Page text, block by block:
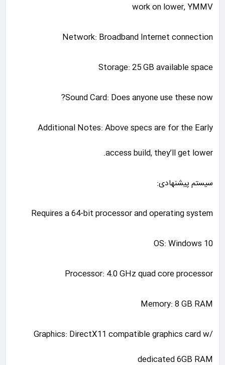
work on lower, YMMV
Network: Broadband Internet connection
Storage: 25 GB available space
Sound Card: Does anyone use these now?
Additional Notes: Above specs are for the Early
access build, they’ll get lower.
سیستم پیشنهادی:
Requires a 64-bit processor and operating system
OS: Windows 10
Processor: 4.0 GHz quad core processor
Memory: 8 GB RAM
Graphics: DirectX11 compatible graphics card w/
dedicated 6GB RAM